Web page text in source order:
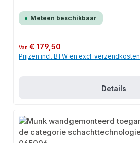
Meteen beschikbaar
Normale prijs:
Van€ 179,50
Prijzen incl. BTW en excl. verzendkosten
Details